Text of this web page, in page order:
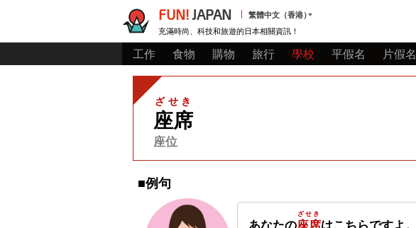
FUN! JAPAN 繁體中文（香港）
充滿時尚、科技和旅遊的日本相關資訊！
工作 食物 購物 旅行 學校 平假名 片假名
座席
ざせき
座位
■例句
あなたの座席
ざせき
はこちらですよ。